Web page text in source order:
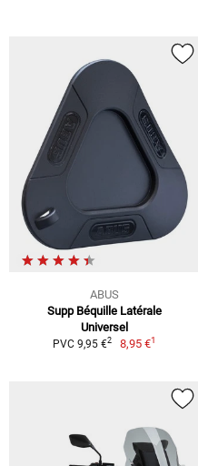
ABUS
Supp Béquille Latérale
Universel
PVC 9,95 €2 8,95 €1